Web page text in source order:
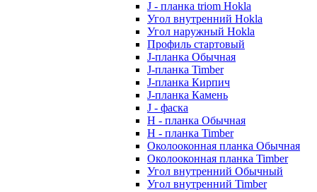
J - планка triom Hokla
Угол внутренний Hokla
Угол наружный Hokla
Профиль стартовый
J-планка Обычная
J-планка Timber
J-планка Кирпич
J-планка Камень
J - фаска
Н - планка Обычная
Н - планка Timber
Околооконная планка Обычная
Околооконная планка Timber
Угол внутренний Обычный
Угол внутренний Timber